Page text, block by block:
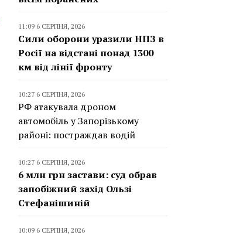
11:09 6 СЕРПНЯ, 2026
Сили оборони уразили НПЗ в
Росії на відстані понад 1300
км від лінії фронту
10:27 6 СЕРПНЯ, 2026
РФ атакувала дроном
автомобіль у Запорізькому
районі: постраждав водій
10:27 6 СЕРПНЯ, 2026
6 млн грн застави: суд обрав
запобіжний захід Ользі
Стефанішиній
10:09 6 СЕРПНЯ, 2026